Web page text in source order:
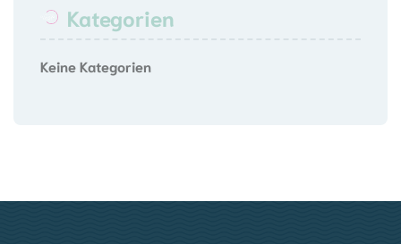
Kategorien
Keine Kategorien